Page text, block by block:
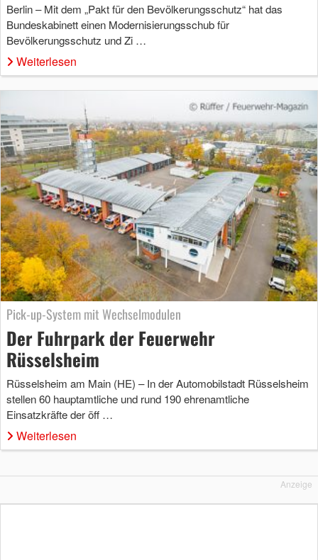
Berlin – Mit dem „Pakt für den Bevölkerungsschutz“ hat das
Bundeskabinett einen Modernisierungsschub für
Bevölkerungsschutz und Zi …
Weiterlesen
Pick-up-System mit Wechselmodulen
Der Fuhrpark der Feuerwehr
Rüsselsheim
Rüsselsheim am Main (HE) – In der Automobilstadt Rüsselsheim
stellen 60 hauptamtliche und rund 190 ehrenamtliche
Einsatzkräfte der öff …
Weiterlesen
Anzeige